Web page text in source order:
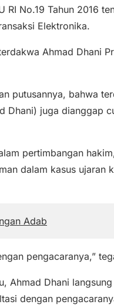
No.19 Tahun 2016
Elektronika.
Ahmad Dhani
putusannya, bahwa
Dhani) juga dianggap
pertimbangan
dalam kasus ujaran
Adab
pengacaranya,”
Ahmad Dhani
dengan